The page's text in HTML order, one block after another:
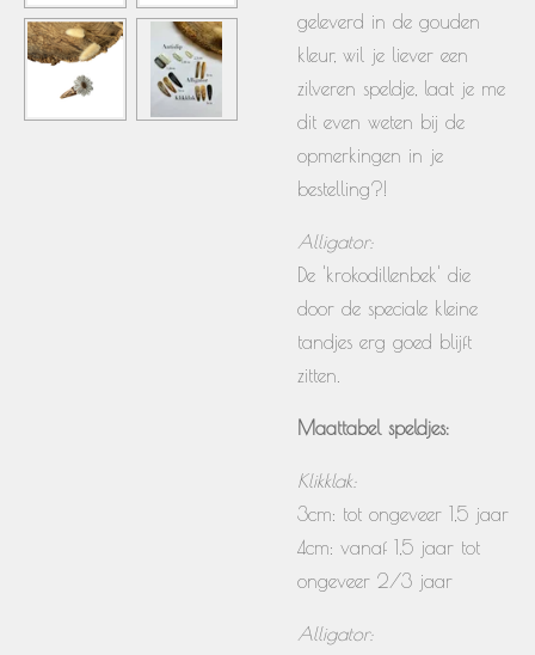
geleverd in de gouden
kleur, wil je liever een
zilveren speldje, laat je me
dit even weten bij de
opmerkingen in je
bestelling?!
Alligator:
De 'krokodillenbek' die
door de speciale kleine
tandjes erg goed blijft
zitten.
Maattabel speldjes:
Klikklak:
3cm: tot ongeveer 1,5 jaar
4cm: vanaf 1,5 jaar tot
ongeveer 2/3 jaar
Alligator: